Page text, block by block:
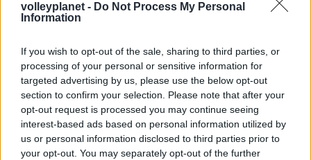
volleyplanet - Do Not Process My Personal
Information
If you wish to opt-out of the sale, sharing to third parties, or
processing of your personal or sensitive information for
targeted advertising by us, please use the below opt-out
section to confirm your selection. Please note that after your
opt-out request is processed you may continue seeing
interest-based ads based on personal information utilized by
us or personal information disclosed to third parties prior to
your opt-out. You may separately opt-out of the further
Πανεπιστημίου Πατρών
ΓΝΩΜΕΣ
ΠΕΝΥ ΡΟΝΤΟΓΙΑΝΝΗ